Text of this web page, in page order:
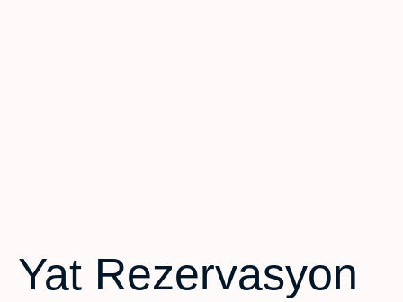
Yat Rezervasyon